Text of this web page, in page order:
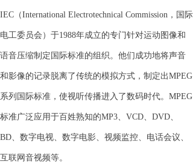
IEC（International Electrotechnical Commission，国际
电工委员会）于1988年成立的专门针对运动图像和
语音压缩制定国际标准的组织。他们成功地将声音
和影像的记录脱离了传统的模拟方式，制定出MPEG
系列国际标准，使视听传播进入了数码时代。MPEG
标准广泛应用于百姓熟知的MP3、VCD、DVD、
BD、数字电视、数字电影、视频监控、电话会议、
互联网音视频等。